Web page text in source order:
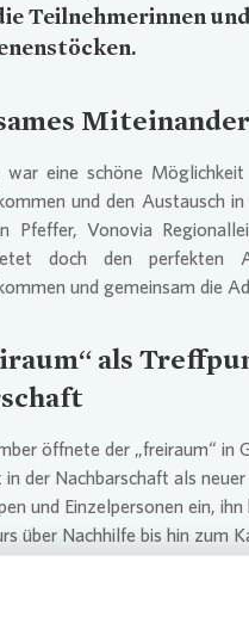
Teilnehmerinnen
ames
war eine schöne
und den Austausch
Pfeffer,Vonovia
doch den perfekten
und gemeinsam die
als
öffnete der „freiraum“ in
in der Nachbarschaft als
und Einzelpersonen ein,
über Nachhilfe bis hin zum
Verfügung, die den